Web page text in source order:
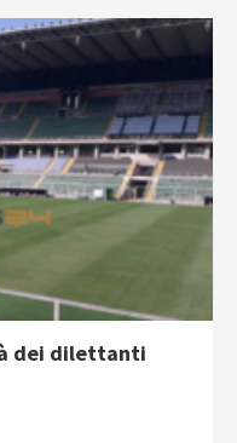
dei dilettanti